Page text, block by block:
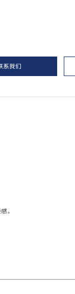
系我们
。